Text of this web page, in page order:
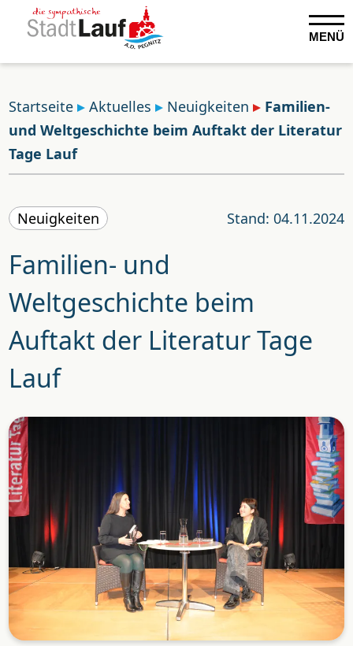
MENÜ
Startseite Aktuelles Neuigkeiten
Familien-
und Weltgeschichte beim Auftakt der Literatur
Tage Lauf
Stand: 04.11.2024
Neuigkeiten
Familien- und
Weltgeschichte beim
Auftakt der Literatur Tage
Lauf